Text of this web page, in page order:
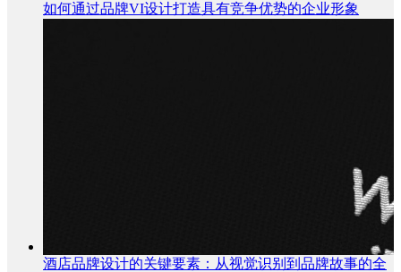
如何通过品牌VI设计打造具有竞争优势的企业形象
酒店品牌设计的关键要素：从视觉识别到品牌故事的全